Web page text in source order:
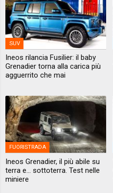
SUV
Ineos rilancia Fusilier: il baby
Grenadier torna alla carica più
agguerrito che mai
FUORISTRADA
Ineos Grenadier, il più abile su
terra e... sottoterra. Test nelle
miniere